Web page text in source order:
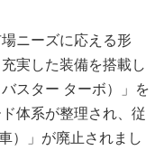
ニーズに応える形
実した装備を搭載し
スター ターボ）」を
体系が整理され、従
）」が廃止されまし